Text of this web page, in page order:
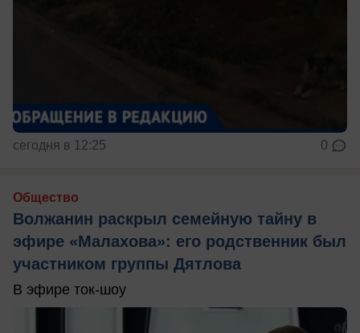
сегодня в 12:25 0
Общество
Волжанин раскрыл семейную тайну в
эфире «Малахова»: его родственник был
участником группы Дятлова
В эфире ток-шоу